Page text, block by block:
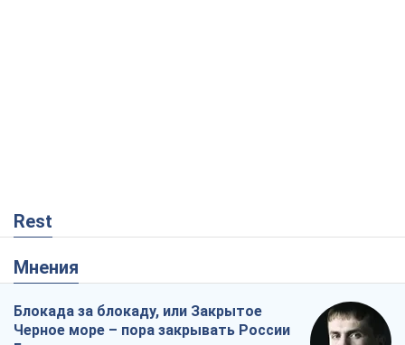
Rest
Мнения
Блокада за блокаду, или Закрытое
Черное море – пора закрывать России